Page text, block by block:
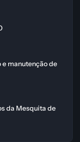
manutenção de
da Mesquita de